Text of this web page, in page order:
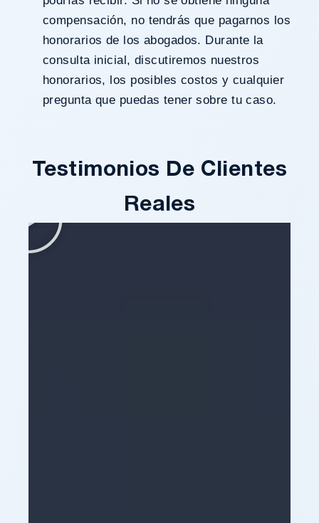
compensación, no tendrás que pagarnos los
honorarios de los abogados. Durante la
consulta inicial, discutiremos nuestros
honorarios, los posibles costos y cualquier
pregunta que puedas tener sobre tu caso.
Testimonios De Clientes
Reales